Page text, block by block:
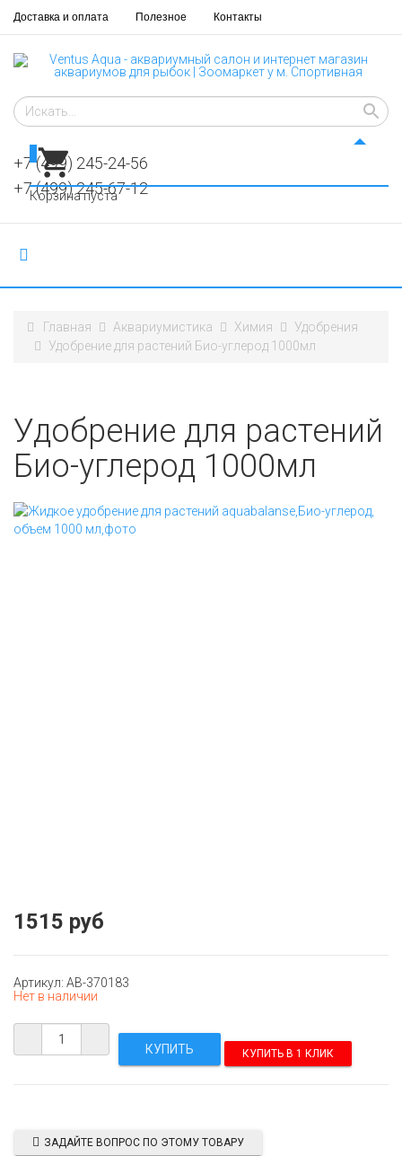
Доставка и оплата Полезное Контакты
+7 (499) 245-24-56
+7 (499) 245-67-12
Корзина пуста
Главная Аквариумистика Химия
Удобрения
Удобрение для растений Био-углерод 1000мл
Удобрение для растений
Био-углерод 1000мл
1515 руб
Артикул: AB-370183
Нет в наличии
КУПИТЬ В 1 КЛИК
ЗАДАЙТЕ ВОПРОС ПО ЭТОМУ ТОВАРУ